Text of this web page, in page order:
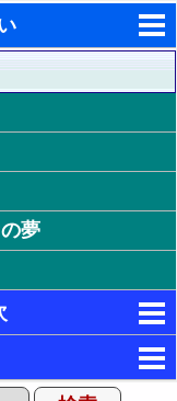
占い
運
スト
夢